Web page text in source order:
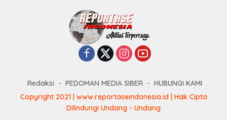
Redaksi PEDOMAN MEDIA SIBER
HUBUNGI KAMI
Copyright 2021 | www.reportaseindonesia.id | Hak Cipta
Dilindungi Undang - Undang